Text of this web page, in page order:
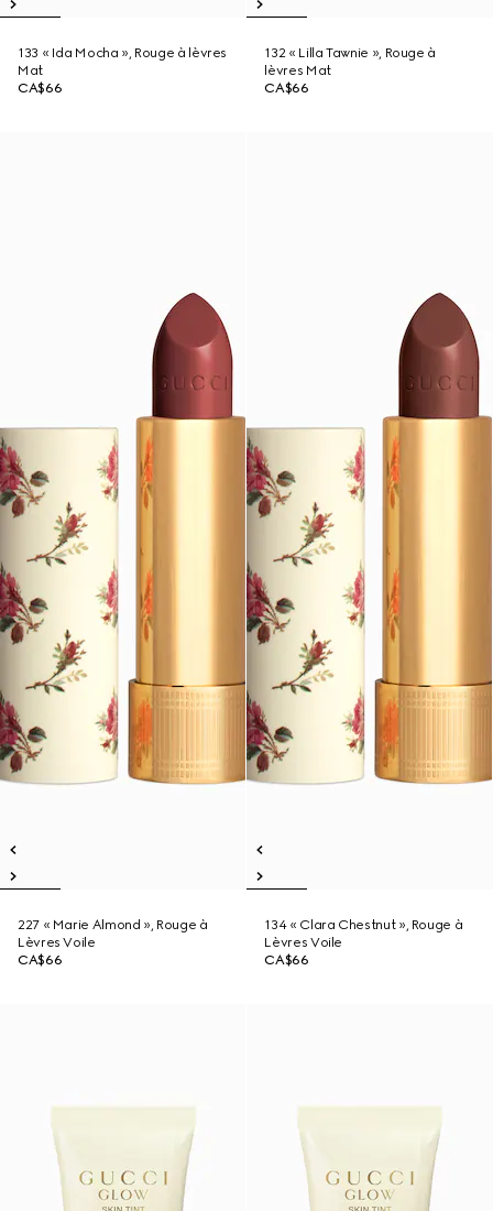
133 « Ida Mocha », Rouge à lèvres
Mat
CA$66
132 « Lilla Tawnie », Rouge à
lèvres Mat
CA$66
227 « Marie Almond », Rouge à
Lèvres Voile
CA$66
134 « Clara Chestnut », Rouge à
Lèvres Voile
CA$66